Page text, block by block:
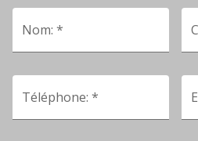
Nom: *
Téléphone: *